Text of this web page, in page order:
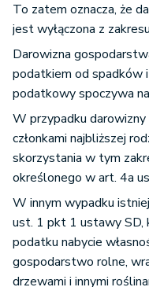
To zatem oznacza, że
jest wyłączona z zakresu
Darowizna
podatkiem od spadków
podatkowy spoczywa
W przypadku
członkami najbliższej
skorzystania w tym
określonego w art. 4a
W innym wypadku
ust. 1 pkt 1 ustawy SD,
podatku nabycie
gospodarstwo rolne,
drzewami i innymi